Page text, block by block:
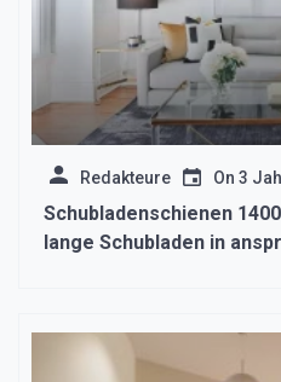
Redakteure On 3
Schubladenschienen
lange Schubladen in